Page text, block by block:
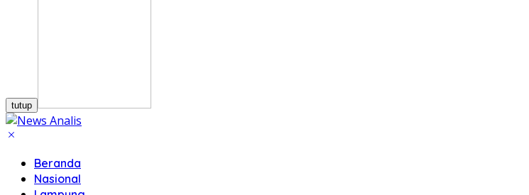
tutup
Beranda
Nasional